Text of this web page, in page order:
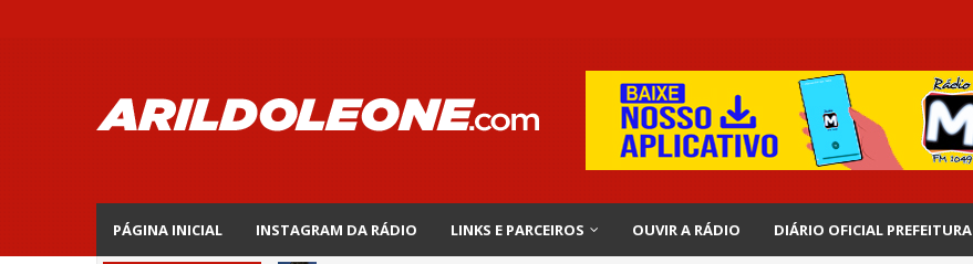
PÁGINA INICIAL INSTAGRAM DA RÁDIO LINKS E PARCEIROS OUVIR A RÁDIO DIÁRIO OFICIAL PREFEITURA